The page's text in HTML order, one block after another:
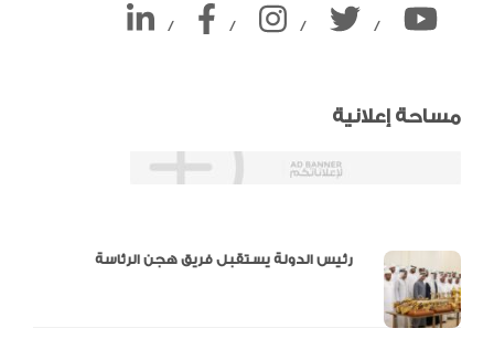
/ / / /
مساحة إعلانية